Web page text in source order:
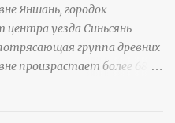
Яншань, городок
уезда Синьсянь
группа древних
произрастает более 6800